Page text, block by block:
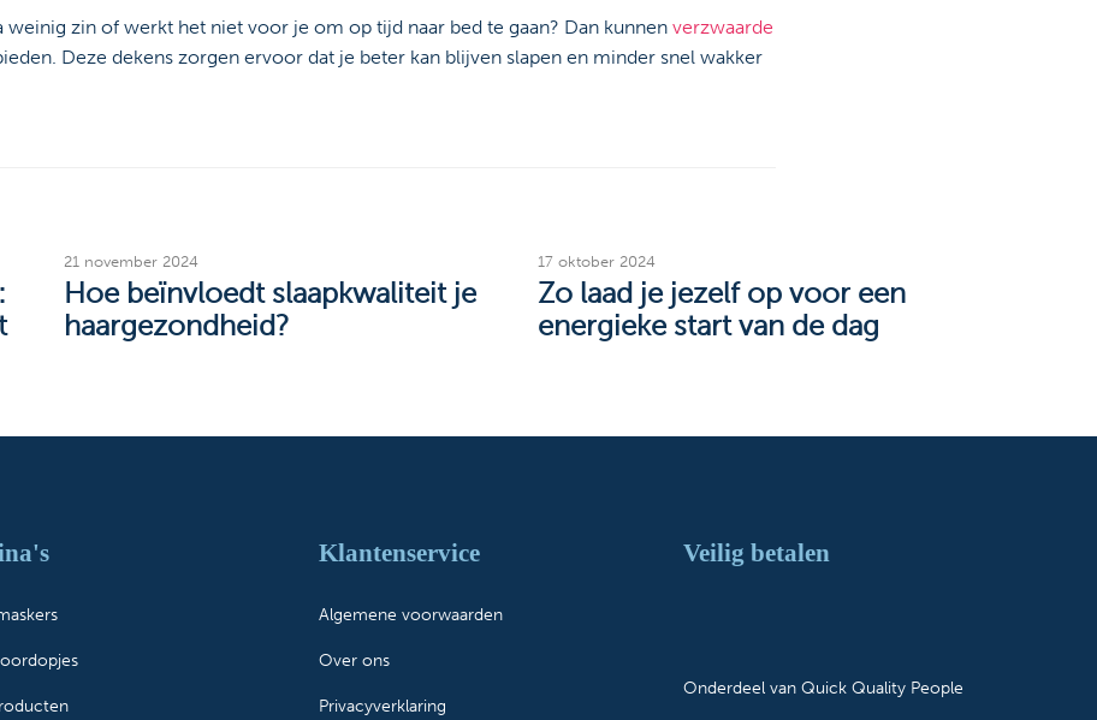
weinig zin of werkt het niet voor je om op tijd naar bed te gaan? Dan kunnen verzwaarde
Deze dekens zorgen ervoor dat je beter kan blijven slapen en minder snel wakker
21 november 2024
Hoe beïnvloedt slaapkwaliteit je
haargezondheid?
17 oktober 2024
Zo laad je jezelf op voor een
energieke start van de dag
oordopjes
Klantenservice
Algemene voorwaarden
Over ons
Privacyverklaring
Veilig betalen
Onderdeel van Quick Quality People